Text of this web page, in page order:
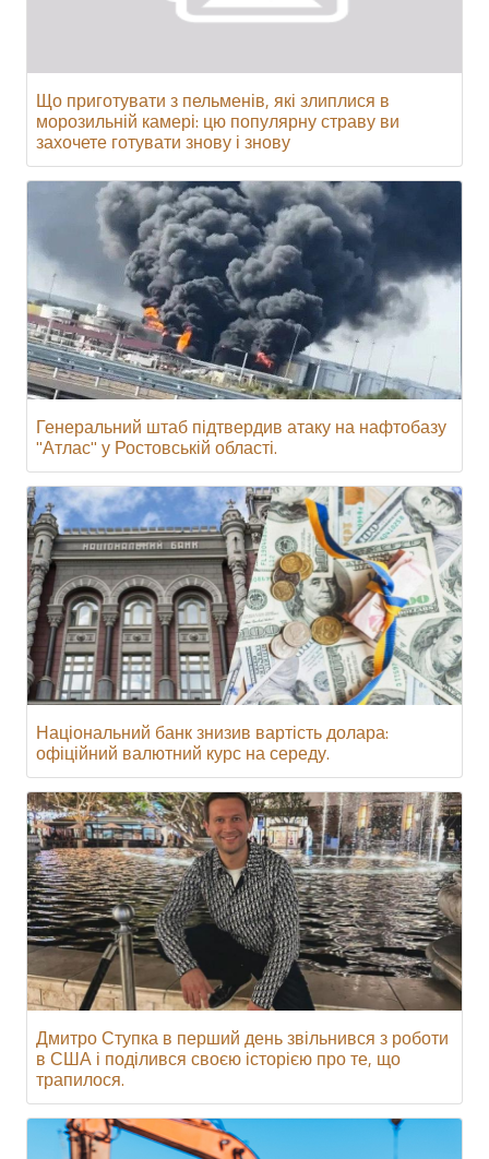
Що приготувати з пельменів, які злиплися в
морозильній камері: цю популярну страву ви
захочете готувати знову і знову
Генеральний штаб підтвердив атаку на нафтобазу
"Атлас" у Ростовській області.
Національний банк знизив вартість долара:
офіційний валютний курс на середу.
Дмитро Ступка в перший день звільнився з роботи
в США і поділився своєю історією про те, що
трапилося.